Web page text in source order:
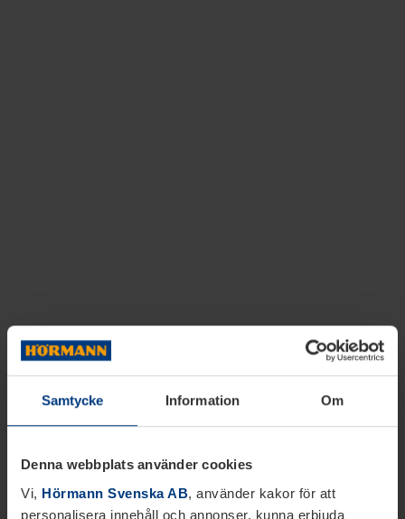
Samtycke Information Om
Denna webbplats använder cookies
Vi, Hörmann Svenska AB, använder kakor för att
personalisera innehåll och annonser, kunna erbjuda